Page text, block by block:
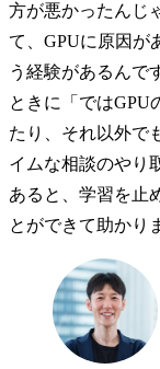
方が悪かったんじ
て、GPUに原因が
う経験があるんで
ときに「ではGPU
たり、それ以外で
イムな相談のやり
あると、学習を止
とができて助かり